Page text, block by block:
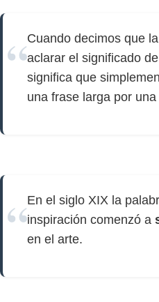
Cuando decimos que
aclarar el significado
significa que
una frase larga por
En el siglo XIX la
inspiración comenzó a
en el arte.